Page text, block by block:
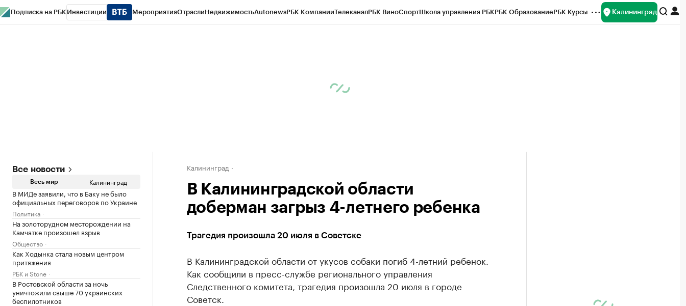
Подписка на РБК Инвестиции МероприятияОтраслиНедвижимостьAutonewsРБК КомпанииТелеканалРБК ВиноСпортШкола управления РБКРБК ОбразованиеРБК Курсы Калининград
Все новости
Весь мир Калининград
В МИДе заявили, что в Баку не было
официальных переговоров по Украине
Политика
На золоторудном месторождении на
Камчатке произошел взрыв
Общество
Как Ходынка стала новым центром
притяжения
РБК и Stone
В Ростовской области за ночь
уничтожили свыше 70 украинских
беспилотников
Калининград
В Калининградской области
доберман загрыз 4-летнего ребенка
Трагедия произошла 20 июля в Советске
В Калининградской области от укусов собаки погиб 4-летний ребенок.
Как сообщили в пресс-службе регионального управления
Следственного комитета, трагедия произошла 20 июля в городе
Советск.